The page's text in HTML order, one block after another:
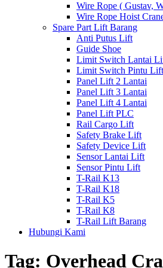
Wire Rope ( Gustav,
Wire Rope Hoist
Spare Part Lift Barang
Anti Putus Lift
Guide Shoe
Limit Switch Lantai
Limit Switch Pintu Lift
Panel Lift 2 Lantai
Panel Lift 3 Lantai
Panel Lift 4 Lantai
Panel Lift PLC
Rail Cargo Lift
Safety Brake Lift
Safety Device Lift
Sensor Lantai Lift
Sensor Pintu Lift
T-Rail K13
T-Rail K18
T-Rail K5
T-Rail K8
T-Rail Lift Barang
Hubungi Kami
Tag: Overhead